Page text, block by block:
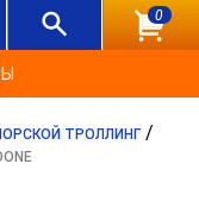
0
ТРОЛЛИНГ /